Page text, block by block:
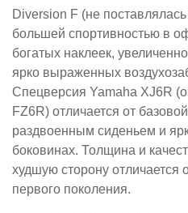
Diversion F (не
большей спортивностью в
богатых наклеек,
ярко выраженных
Спецверсия Yamaha XJ6R
FZ6R) отличается от
раздвоенным сиденьем и
боковинах. Толщина и
худшую сторону отличается
первого поколения.